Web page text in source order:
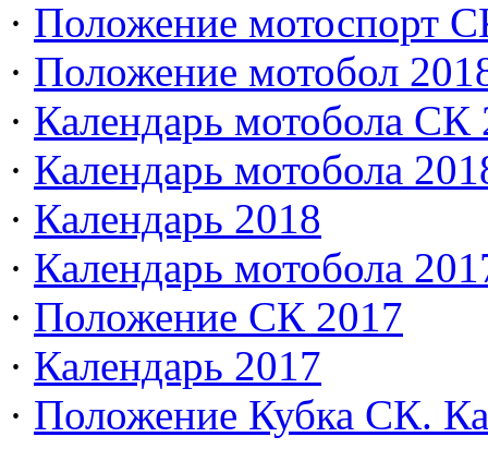
· Положение мотоспорт
· Положение мотобол
· Календарь мотобола СК
· Календарь мотобола
· Календарь 2018
· Календарь мотобола
· Положение СК 2017
· Календарь 2017
· Положение Кубка СК.